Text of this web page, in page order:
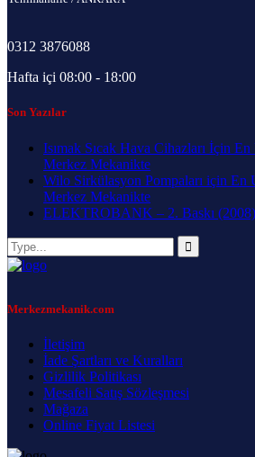
0312 3876088
Hafta içi 08:00 - 18:00
Son Yazılar
Isımak Sıcak Hava Cihazları İçin
Merkez Mekanikte
Wilo Sirkülasyon Pompaları için En
Merkez Mekanikte
ELEKTROBANK – 2. Baskı (2008)
Merkezmekanik.com
İletişim
İade Şartları ve Kuralları
Gizlilik Politikası
Mesafeli Satış Sözleşmesi
Mağaza
Online Fiyat Listesi